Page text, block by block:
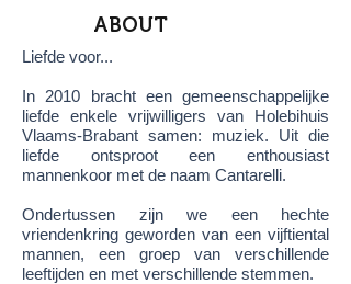
ABOUT
Liefde voor...
In 2010 bracht een gemeenschappelijke
liefde enkele vrijwilligers van Holebihuis
Vlaams-Brabant samen: muziek. Uit die
liefde ontsproot een enthousiast
mannenkoor met de naam Cantarelli.
Ondertussen zijn we een hechte
vriendenkring geworden van een vijftiental
mannen, een groep van verschillende
leeftijden en met verschillende stemmen.